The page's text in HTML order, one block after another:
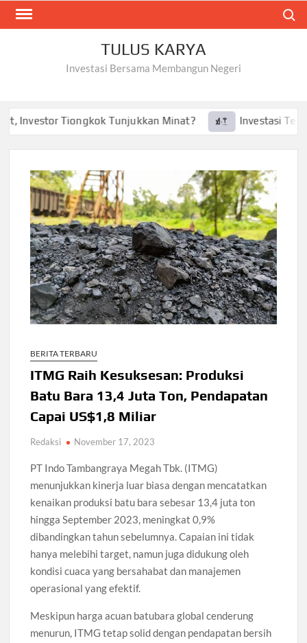
Skip
TULUS KARYA
Investasi Bersama Membangun Negeri
Tiongkok Tunjukkan Minat? Investasi Tesla ke
BERITA TERBARU
ITMG Raih Kesuksesan: Produksi
Batu Bara 13,4 Juta Ton, Pendapatan
Capai US$1,8 Miliar
Redaksi November 17, 2023
PT Indo Tambangraya Megah Tbk. (ITMG)
menunjukkan kinerja luar biasa dengan mencatatkan
kenaikan produksi batu bara sebesar 13,4 juta ton
hingga September 2023, meningkat 0,9%
dibandingkan tahun sebelumnya. Capaian ini tidak
hanya melebihi target, namun juga didukung oleh
kondisi cuaca yang bersahabat dan manajemen
operasional yang efektif.
Meskipun harga acuan batubara global cenderung
menurun, ITMG tetap solid dengan pendapatan bersih